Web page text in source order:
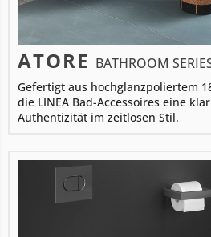
ATORE BATHROOM
Gefertigt aus hochglanzpoliertem
die LINEA Bad-Accessoires eine
Authentizität im zeitlosen Stil.